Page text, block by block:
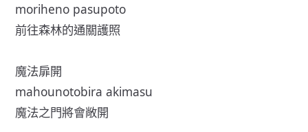
moriheno pasupoto
前往森林的通關護照
魔法扉開
mahounotobira akimasu
魔法之門將會敞開